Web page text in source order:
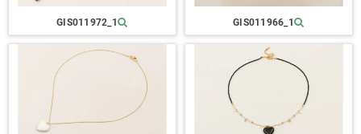
GIS011972_1 GIS011966_1